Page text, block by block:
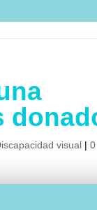
visual |0